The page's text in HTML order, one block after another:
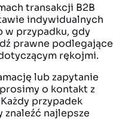
transakcji B2B
indywidualnych
w przypadku, gdy
prawne podlegające
rękojmi.
lub zapytanie
o kontakt z
przypadek
najlepsze